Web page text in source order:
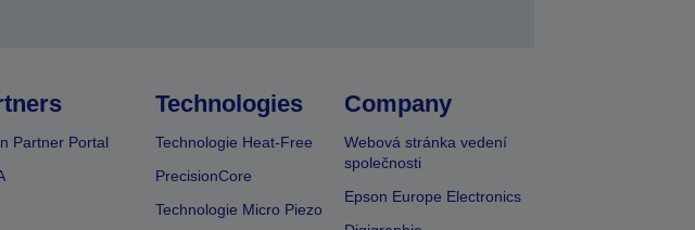
Partner Portal
Technologies
Technologie Heat-Free
PrecisionCore
Technologie Micro Piezo
Company
Webová stránka vedení
společnosti
Epson Europe Electronics